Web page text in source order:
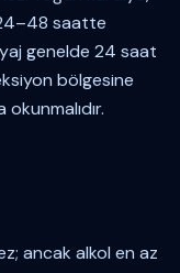
24–48 saatte
genelde 24 saat
bölgesine
okunmalıdır.
ancak alkol en az